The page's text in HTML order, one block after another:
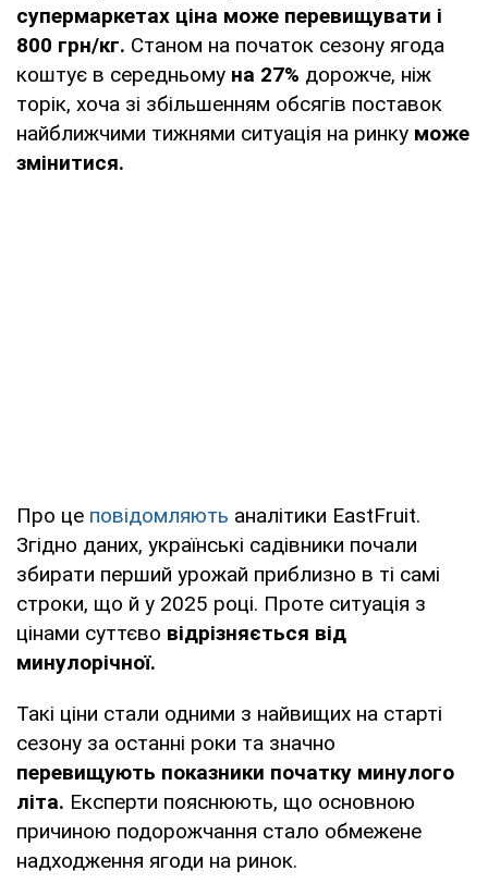
супермаркетах ціна може перевищувати і
800 грн/кг. Станом на початок сезону ягода
коштує в середньому на 27% дорожче, ніж
торік, хоча зі збільшенням обсягів поставок
найближчими тижнями ситуація на ринку може
змінитися.
Про це повідомляють аналітики EastFruit.
Згідно даних, українські садівники почали
збирати перший урожай приблизно в ті самі
строки, що й у 2025 році. Проте ситуація з
цінами суттєво відрізняється від
минулорічної.
Такі ціни стали одними з найвищих на старті
сезону за останні роки та значно
перевищують показники початку минулого
літа. Експерти пояснюють, що основною
причиною подорожчання стало обмежене
надходження ягоди на ринок.